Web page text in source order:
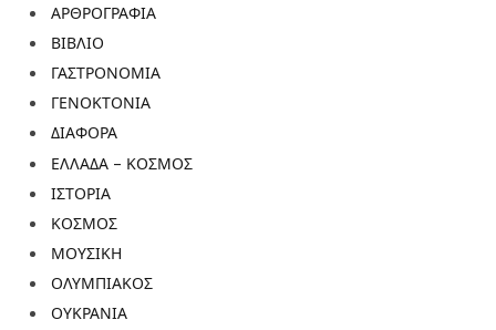
ΑΡΘΡΟΓΡΑΦΙΑ
ΒΙΒΛΙΟ
ΓΑΣΤΡΟΝΟΜΙΑ
ΓΕΝΟΚΤΟΝΙΑ
ΔΙΑΦΟΡΑ
ΕΛΛΑΔΑ – ΚΟΣΜΟΣ
ΙΣΤΟΡΙΑ
ΚΟΣΜΟΣ
ΜΟΥΣΙΚΗ
ΟΛΥΜΠΙΑΚΟΣ
ΟΥΚΡΑΝΙΑ